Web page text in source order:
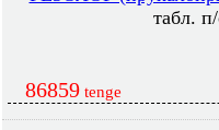
табл.
86859 tenge